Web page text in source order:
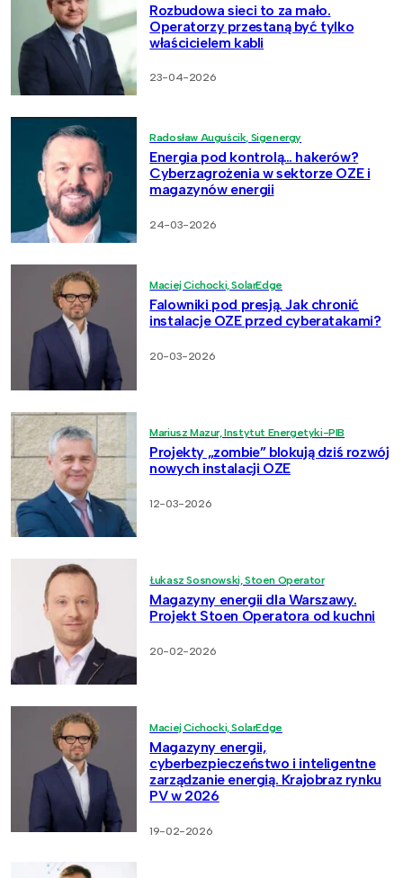
Rozbudowa sieci to za mało.
Operatorzy przestaną być tylko
właścicielem kabli
23-04-2026
Radosław Auguścik, Sigenergy
Energia pod kontrolą… hakerów?
Cyberzagrożenia w sektorze OZE i
magazynów energii
24-03-2026
Maciej Cichocki, SolarEdge
Falowniki pod presją. Jak chronić
instalacje OZE przed cyberatakami?
20-03-2026
Mariusz Mazur, Instytut Energetyki-PIB
Projekty „zombie” blokują dziś rozwój
nowych instalacji OZE
12-03-2026
Łukasz Sosnowski, Stoen Operator
Magazyny energii dla Warszawy.
Projekt Stoen Operatora od kuchni
20-02-2026
Maciej Cichocki, SolarEdge
Magazyny energii,
cyberbezpieczeństwo i inteligentne
zarządzanie energią. Krajobraz rynku
PV w 2026
19-02-2026